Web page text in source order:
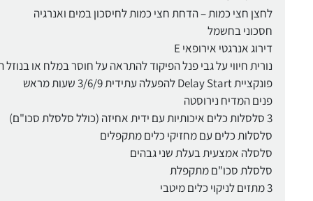
לחצן חצי כמות – הדחת חצי כמות לחיסכון במים ואנרגיה
חסכוני בחשמל
דירוג אנרגטי אירופאי E
נורית חיווי על גבי פנל הפיקוד להתראה על חוסר במלח או
פונקציית Delay Start להפעלה עתידית 3/6/9 שעות מראש
פנים המדיח נירוסטה
3 סלסלות כלים איכותיות עם ידית אחיזה (כולל סלסלת סכו"ם)
סלסלות כלים עם מחזיקי כלים מתקפלים
סלסלה אמצעית בעלת שני גבהים
סלסלת סכו"ם מתקפלת
3 מתזים לניקוי כלים מיטבי